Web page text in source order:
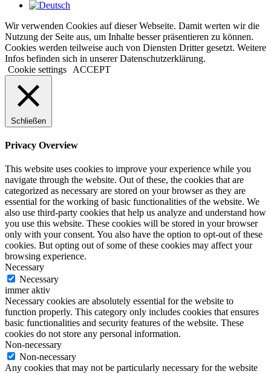
Wir verwenden Cookies auf dieser Webseite. Damit werten wir die
Nutzung der Seite aus, um Inhalte besser präsentieren zu können.
Cookies werden teilweise auch von Diensten Dritter gesetzt. Weitere
Infos befinden sich in unserer Datenschutzerklärung.
Cookie settings
ACCEPT
Schließen
Privacy Overview
This website uses cookies to improve your experience while you
navigate through the website. Out of these, the cookies that are
categorized as necessary are stored on your browser as they are
essential for the working of basic functionalities of the website. We
also use third-party cookies that help us analyze and understand how
you use this website. These cookies will be stored in your browser
only with your consent. You also have the option to opt-out of these
cookies. But opting out of some of these cookies may affect your
browsing experience.
Necessary
Necessary
immer aktiv
Necessary cookies are absolutely essential for the website to
function properly. This category only includes cookies that ensures
basic functionalities and security features of the website. These
cookies do not store any personal information.
Non-necessary
Non-necessary
Any cookies that may not be particularly necessary for the website